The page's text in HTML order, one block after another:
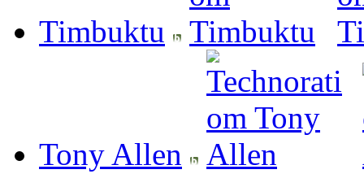
Timbuktu
Tony Allen